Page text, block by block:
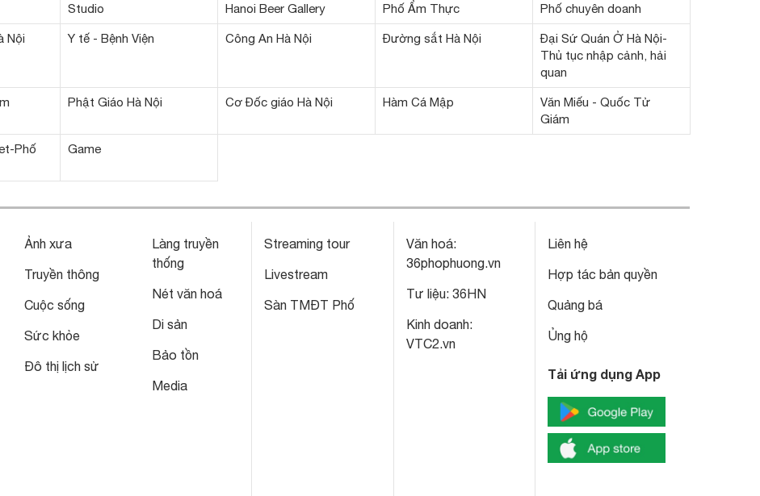
Studio Hanoi Beer Gallery Phố Ẩm Thực Phố chuyên doanh
Nội Y tế - Bệnh Viện Công An Hà Nội Đường sắt Hà Nội
Đại Sứ Quán Ở Hà Nội-
Thủ tục nhập cảnh, hải
quan
Phật Giáo Hà Nội Cơ Đốc giáo Hà Nội Hàm Cá Mập
Văn Miếu - Quốc Tử
Giám
Phố
Game
Ảnh xưa
Truyền thông
Cuộc sống
Sức khỏe
Đô thị lịch sử
Làng truyền
thống
Nét văn hoá
Di sản
Bảo tồn
Media
Streaming tour
Livestream
Sàn TMĐT Phố
Văn hoá:
36phophuong.vn
Tư liệu: 36HN
Kinh doanh:
VTC2.vn
Liên hệ
Hợp tác bản quyền
Quảng bá
Ủng hộ
Tải ứng dụng App